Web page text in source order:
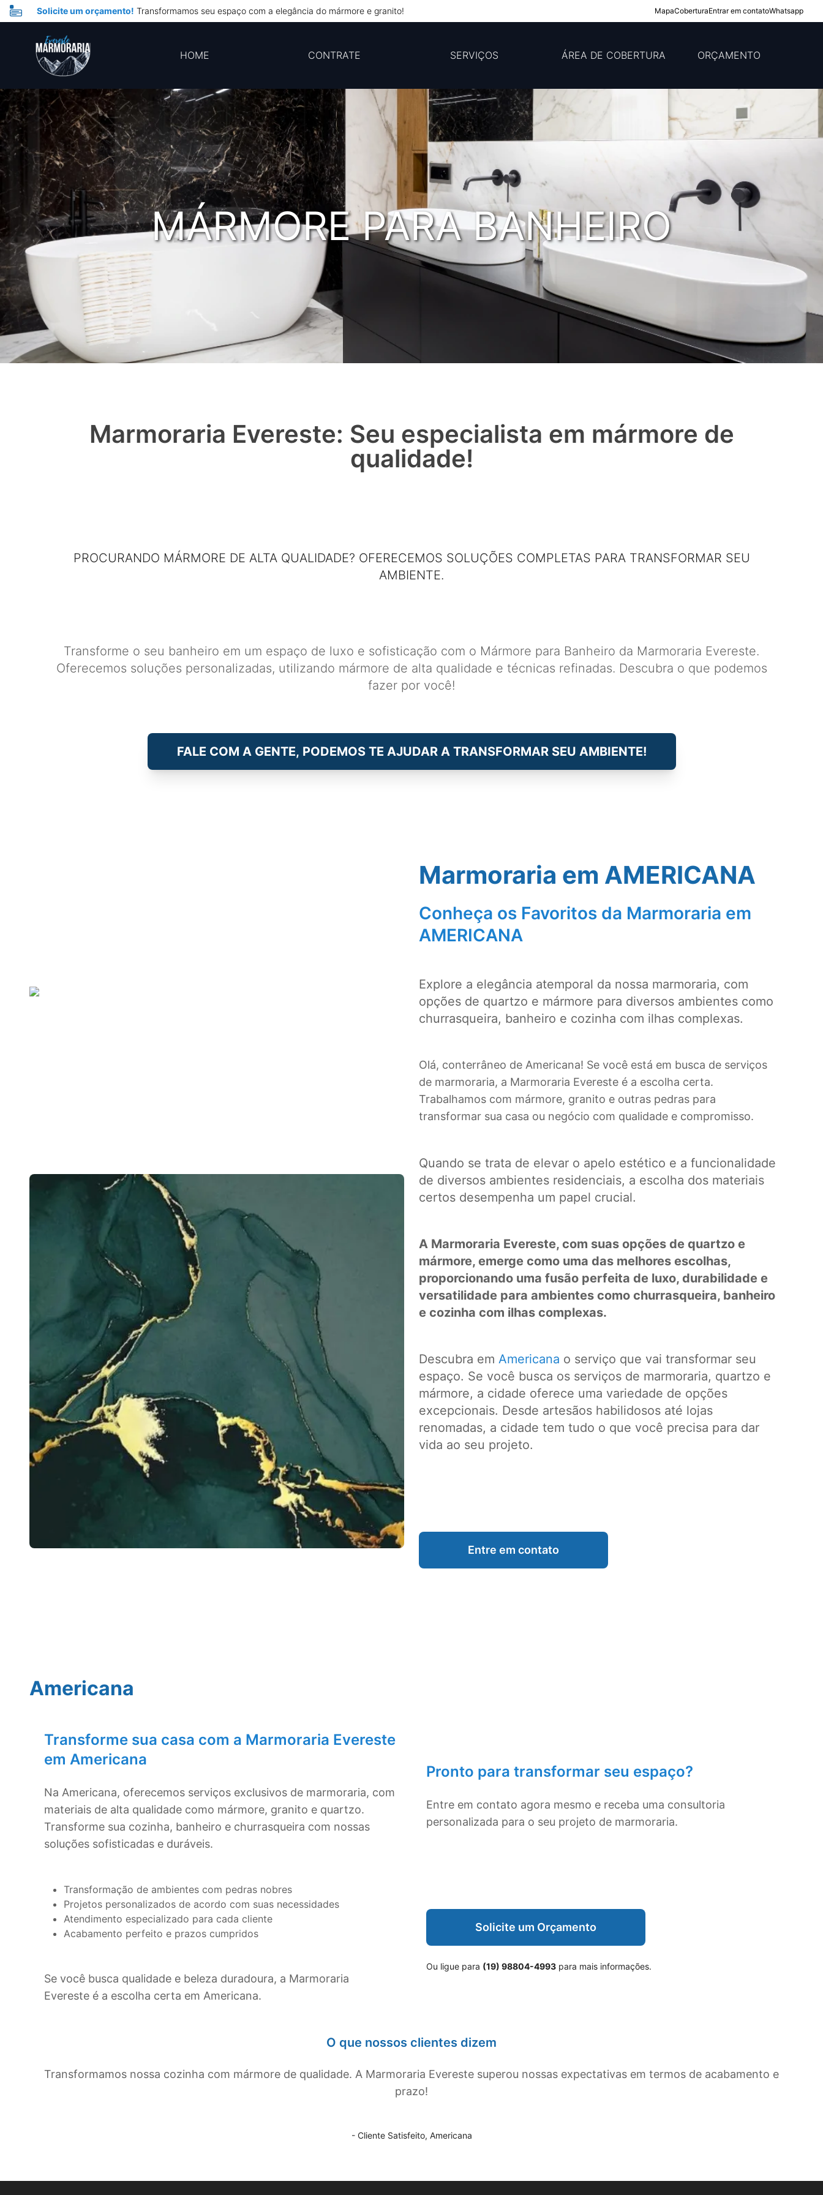
Solicite um orçamento! Transformamos seu espaço com a elegância do mármore e granito! MapaCoberturaEntrar em contatoWhatsapp
HOME CONTRATE SERVIÇOS ÁREA DE COBERTURA ORÇAMENTO
MÁRMORE PARA BANHEIRO
Marmoraria Evereste: Seu especialista em mármore de
qualidade!
PROCURANDO MÁRMORE DE ALTA QUALIDADE? OFERECEMOS SOLUÇÕES COMPLETAS PARA TRANSFORMAR SEU
AMBIENTE.
Transforme o seu banheiro em um espaço de luxo e sofisticação com o Mármore para Banheiro da Marmoraria Evereste.
Oferecemos soluções personalizadas, utilizando mármore de alta qualidade e técnicas refinadas. Descubra o que podemos
fazer por você!
FALE COM A GENTE, PODEMOS TE AJUDAR A TRANSFORMAR SEU AMBIENTE!
Marmoraria em AMERICANA
Conheça os Favoritos da Marmoraria em
AMERICANA
Explore a elegância atemporal da nossa marmoraria, com
opções de quartzo e mármore para diversos ambientes como
churrasqueira, banheiro e cozinha com ilhas complexas.
Olá, conterrâneo de Americana! Se você está em busca de serviços
de marmoraria, a Marmoraria Evereste é a escolha certa.
Trabalhamos com mármore, granito e outras pedras para
transformar sua casa ou negócio com qualidade e compromisso.
Quando se trata de elevar o apelo estético e a funcionalidade
de diversos ambientes residenciais, a escolha dos materiais
certos desempenha um papel crucial.
A Marmoraria Evereste, com suas opções de quartzo e
mármore, emerge como uma das melhores escolhas,
proporcionando uma fusão perfeita de luxo, durabilidade e
versatilidade para ambientes como churrasqueira, banheiro
e cozinha com ilhas complexas.
Descubra em Americana o serviço que vai transformar seu
espaço. Se você busca os serviços de marmoraria, quartzo e
mármore, a cidade oferece uma variedade de opções
excepcionais. Desde artesãos habilidosos até lojas
renomadas, a cidade tem tudo o que você precisa para dar
vida ao seu projeto.
Entre em contato
Americana
Transforme sua casa com a Marmoraria Evereste
em Americana
Na Americana, oferecemos serviços exclusivos de marmoraria, com
materiais de alta qualidade como mármore, granito e quartzo.
Transforme sua cozinha, banheiro e churrasqueira com nossas
soluções sofisticadas e duráveis.
Transformação de ambientes com pedras nobres
Projetos personalizados de acordo com suas necessidades
Atendimento especializado para cada cliente
Acabamento perfeito e prazos cumpridos
Se você busca qualidade e beleza duradoura, a Marmoraria
Evereste é a escolha certa em Americana.
Pronto para transformar seu espaço?
Entre em contato agora mesmo e receba uma consultoria
personalizada para o seu projeto de marmoraria.
Solicite um Orçamento
Ou ligue para (19) 98804-4993 para mais informações.
O que nossos clientes dizem
Transformamos nossa cozinha com mármore de qualidade. A Marmoraria Evereste superou nossas expectativas em termos de acabamento e
prazo!
- Cliente Satisfeito, Americana